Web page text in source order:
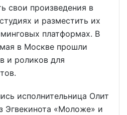
свои произведения в
и разместить их
платформах. В
в Москве прошли
и роликов для
исполнительница Олит
Эгвекинота «Моложе» и